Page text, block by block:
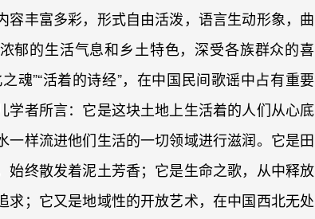
容丰富多彩，形式自由活泼，语言生动形象，曲
郁的生活气息和乡土特色，深受各族群众的喜
魂”“活着的诗经”，在中国民间歌谣中占有重要
学者所言：它是这块土地上生活着的人们从心底
一样流进他们生活的一切领域进行滋润。它是田
始终散发着泥土芳香；它是生命之歌，从中释放
求；它又是地域性的开放艺术，在中国西北无处